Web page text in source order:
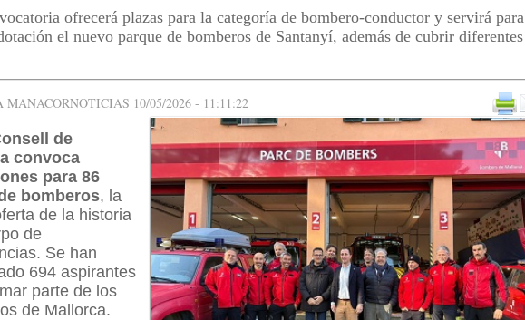
ofrecerá plazas para la categoría de bombero-conductor y servirá para
el nuevo parque de bomberos de Santanyí, además de cubrir diferentes
MANACORNOTICIAS 10/05/2026 - 11:11:22
de
convoca
para 86
bomberos, la
de la historia
de
Se han
694 aspirantes
parte de los
de Mallorca.